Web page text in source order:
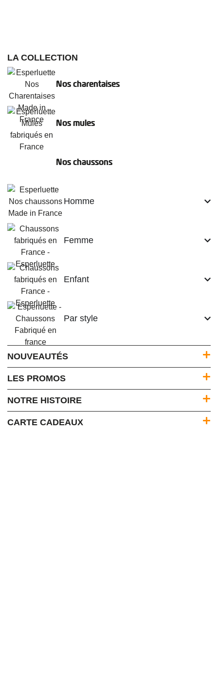
LA COLLECTION
Nos charentaises
Nos mules
Nos chaussons
Homme
Femme
Enfant
Par style
NOUVEAUTÉS
LES PROMOS
NOTRE HISTOIRE
CARTE CADEAUX